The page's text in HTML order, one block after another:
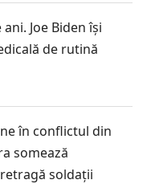
Joe Biden își
de rutină
în conflictul din
somează
soldații